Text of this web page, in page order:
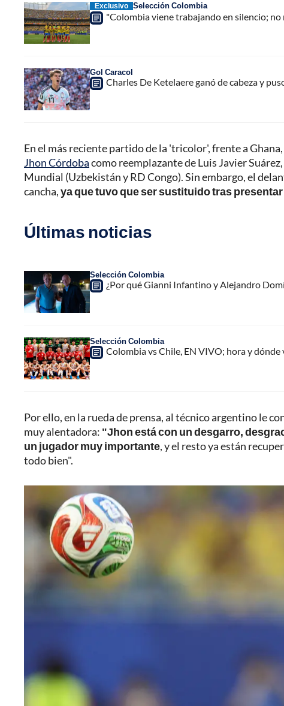
Exclusivo Selección Colombia
"Colombia viene trabajando en silencio;
Gol Caracol
Charles De Ketelaere ganó de cabeza y
En el más reciente partido de la 'tricolor', frente a
Jhon Córdobacomo reemplazante de Luis Javier
Mundial (Uzbekistán y RD Congo). Sin embargo, el
cancha,ya que tuvo que ser sustituido tras
Últimas noticias
Selección Colombia
¿Por qué Gianni Infantino y Alejandro
Selección Colombia
Colombia vs Chile, EN VIVO; hora y
Por ello, en la rueda de prensa, al técnico argentino le
muy alentadora: "Jhon está con un desgarro,
un jugador muy importante, y el resto ya están
todo bien".